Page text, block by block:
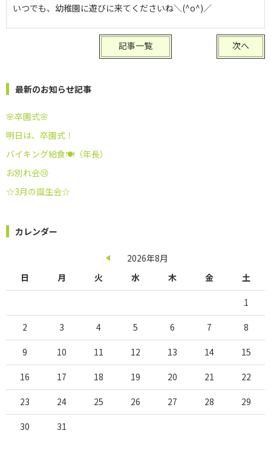
いつでも、幼稚園に遊びに来てくださいね＼(^o^)／
次へ
記事一覧
最新のお知らせ記事
🌸卒園式🌸
明日は、卒園式！
バイキング給食🍽️（年長）
お別れ会😢
☆3月の誕生会☆
カレンダー
2026年8月
日
月 火 水 木 金 土
1
2 3 4 5 6 7 8
9 10 11 12 13 14 15
16 17 18 19 20 21 22
23 24 25 26 27 28 29
30 31